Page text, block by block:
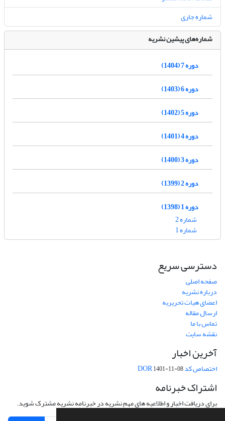
شماره جاری
شماره‌های پیشین نشریه
دوره 7 (1404)
دوره 6 (1403)
دوره 5 (1402)
دوره 4 (1401)
دوره 3 (1400)
دوره 2 (1399)
دوره 1 (1398)
شماره 2
شماره 1
دسترسی سریع
صفحه اصلی
درباره نشریه
اعضای هیات تحریریه
ارسال مقاله
تماس با ما
نقشه سایت
آخرین اخبار
اختصاص کد DOR1401-11-08
اشتراک خبرنامه
برای دریافت اخبار و اطلاعیه های مهم نشریه در خبرنامه نشریه مشترک شوید.